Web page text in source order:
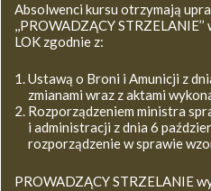
Absolwenci kursu otrzymają
,,PROWADZĄCY
LOK zgodnie z:
Ustawą o Broni i Amunicji z
zmianami wraz z aktami
Rozporządzeniem ministra
i administracji z dnia 6
rozporządzenie w sprawie
PROWADZĄCY STRZELANIE